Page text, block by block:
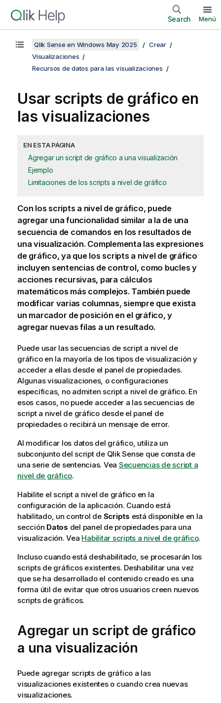
Search Menú
Qlik Sense en Windows May 2025
Crear
Visualizaciones
Recursos de datos para las visualizaciones
Usar scripts de gráfico en
las visualizaciones
EN ESTA PÁGINA
Agregar un script de gráfico a una visualización
Ejemplo
Limitaciones de los scripts a nivel de gráfico
Con los scripts a nivel de gráfico, puede
agregar una funcionalidad similar a la de una
secuencia de comandos en los resultados de
una visualización. Complementa las expresiones
de gráfico, ya que los scripts a nivel de gráfico
incluyen sentencias de control, como bucles y
acciones recursivas, para cálculos
matemáticos más complejos. También puede
modificar varias columnas, siempre que exista
un marcador de posición en el gráfico, y
agregar nuevas filas a un resultado.
Puede usar las secuencias de script a nivel de
gráfico en la mayoría de los tipos de visualización y
acceder a ellas desde el panel de propiedades.
Algunas visualizaciones, o configuraciones
específicas, no admiten script a nivel de gráfico. En
esos casos, no puede acceder a las secuencias de
script a nivel de gráfico desde el panel de
propiedades o recibirá un mensaje de error.
Al modificar los datos del gráfico, utiliza un
subconjunto del script de Qlik Sense que consta de
una serie de sentencias. Vea Secuencias de script a
nivel de gráfico.
Habilite el script a nivel de gráfico en la
configuración de la aplicación. Cuando está
habilitado, un control de Scripts está disponible en la
sección Datos del panel de propiedades para una
visualización. Vea Habilitar scripts a nivel de gráfico.
Incluso cuando está deshabilitado, se procesarán los
scripts de gráficos existentes. Deshabilitar una vez
que se ha desarrollado el contenido creado es una
forma útil de evitar que otros usuarios creen nuevos
scripts de gráficos.
Agregar un script de gráfico
a una visualización
Puede agregar scripts de gráfico a las
visualizaciones existentes o cuando crea nuevas
visualizaciones.